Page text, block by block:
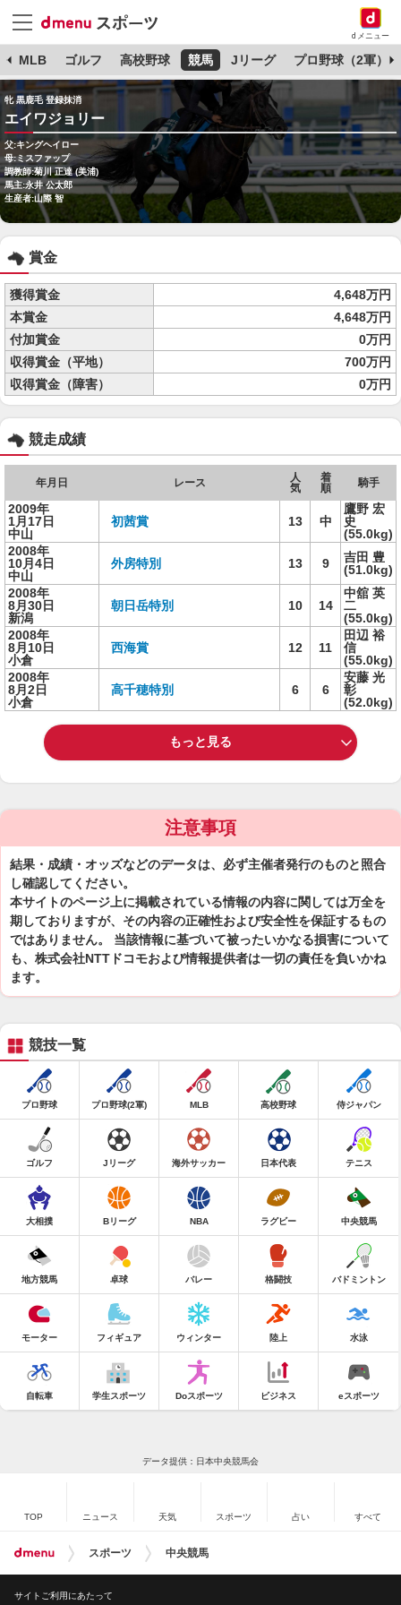
dメニュー
MLB ゴルフ 高校野球 競馬 Jリーグ プロ野球（2軍）
牝 黒鹿毛 登録抹消
エイワジョリー
父:キングヘイロー
母:ミスファップ
調教師:菊川 正達 (美浦)
馬主:永井 公太郎
生産者:山際 智
賞金
獲得賞金
4,648万円
本賞金
4,648万円
付加賞金
0万円
収得賞金（平地）
700万円
収得賞金（障害）
0万円
競走成績
年月日 レース
人
気
着
順
騎手
2009年
1月17日
中山
初茜賞 13 中
鷹野 宏
史
(55.0kg)
2008年
10月4日
中山
外房特別 13 9
吉田 豊
(51.0kg)
2008年
8月30日
新潟
朝日岳特別 10 14
中舘 英
二
(55.0kg)
2008年
8月10日
小倉
西海賞 12 11
田辺 裕
信
(55.0kg)
2008年
8月2日
小倉
高千穂特別 6 6
安藤 光
彰
(52.0kg)
もっと見る
注意事項
結果・成績・オッズなどのデータは、必ず主催者発行のものと照合
し確認してください。
本サイトのページ上に掲載されている情報の内容に関しては万全を
期しておりますが、その内容の正確性および安全性を保証するもの
ではありません。 当該情報に基づいて被ったいかなる損害について
も、株式会社NTTドコモおよび情報提供者は一切の責任を負いかね
ます。
競技一覧
プロ野球 プロ野球(2軍) MLB 高校野球 侍ジャパン
ゴルフ Jリーグ 海外サッカー 日本代表 テニス
大相撲 Bリーグ NBA ラグビー 中央競馬
地方競馬 卓球 バレー 格闘技 バドミントン
モーター フィギュア ウィンター 陸上 水泳
自転車 学生スポーツ Doスポーツ ビジネス eスポーツ
データ提供：日本中央競馬会
TOP ニュース 天気 スポーツ 占い すべて
スポーツ 中央競馬
サイトご利用にあたって